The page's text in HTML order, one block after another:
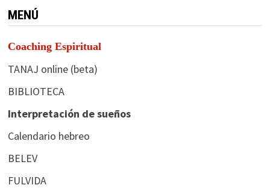
MENÚ
Coaching Espiritual
TANAJ online (beta)
BIBLIOTECA
Interpretación de sueños
Calendario hebreo
BELEV
FULVIDA